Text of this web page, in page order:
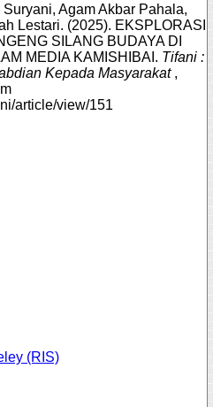
Agam Akbar Pahala,
Lestari. (2025). EKSPLORASI
SILANG BUDAYA DI
MEDIA KAMISHIBAI. Tifani :
Kepada Masyarakat ,
article/view/151
(RIS)